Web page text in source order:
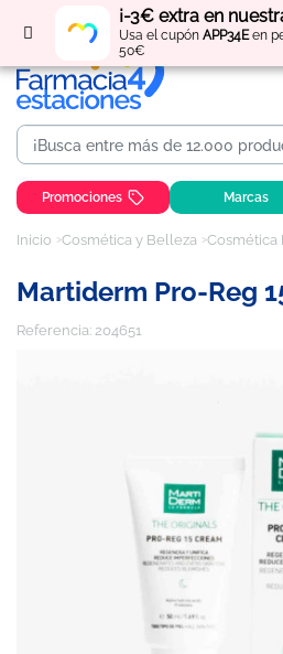
¡-3€ extra en
Usa el cupón APP34Een
50€
Regístratey obtén
Promociones Marcas
Inicio Cosmética y Belleza Cosmética
Martiderm Pro-Reg
Referencia: 204651